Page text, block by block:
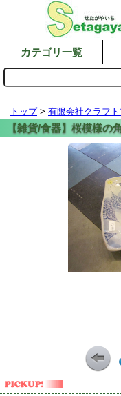
カテゴリ一覧
トップ> 有限会社クラフ